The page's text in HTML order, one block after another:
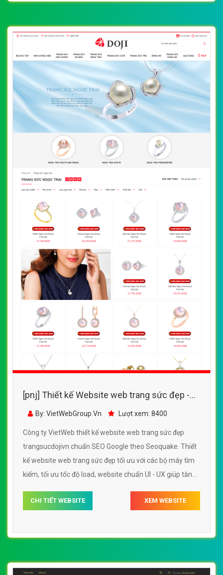
[pnj] Thiết kế Website web trang sức đẹp -
trangsucdojivn
By: VietWebGroup.Vn Lượt xem: 8400
Công ty VietWeb thiết kế website web trang sức đẹp
trangsucdojivn chuẩn SEO Google theo Seoquake. Thiết
kế website web trang sức đẹp tối ưu với các bộ máy tìm
kiếm, tối ưu tốc độ load, website chuẩn UI - UX giúp tăng
trangsucdojivn
CHI TIẾT WEBSITE XEM WEBSITE